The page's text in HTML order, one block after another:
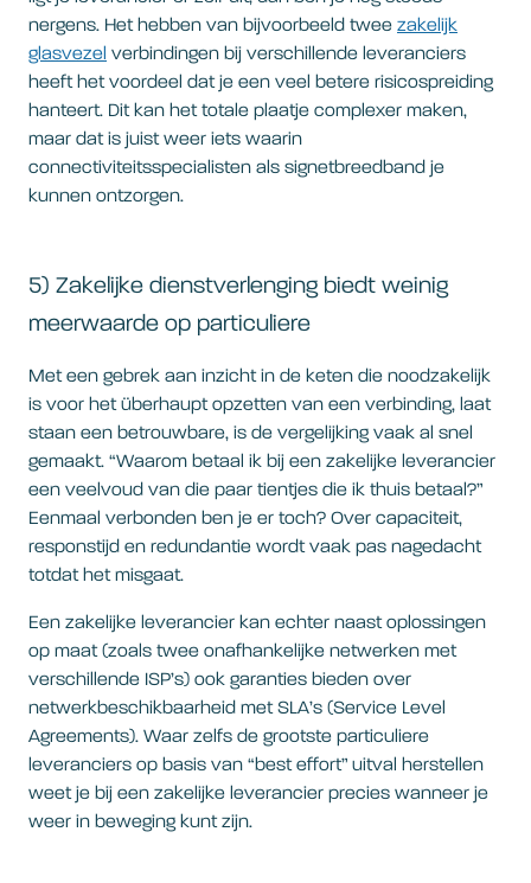
nergens. Het hebben van bijvoorbeeld twee zakelijk
glasvezel verbindingen bij verschillende leveranciers
heeft het voordeel dat je een veel betere risicospreiding
hanteert. Dit kan het totale plaatje complexer maken,
maar dat is juist weer iets waarin
connectiviteitsspecialisten als signetbreedband je
kunnen ontzorgen.
5) Zakelijke dienstverlenging biedt weinig
meerwaarde op particuliere
Met een gebrek aan inzicht in de keten die noodzakelijk
is voor het überhaupt opzetten van een verbinding, laat
staan een betrouwbare, is de vergelijking vaak al snel
gemaakt. “Waarom betaal ik bij een zakelijke leverancier
een veelvoud van die paar tientjes die ik thuis betaal?”
Eenmaal verbonden ben je er toch? Over capaciteit,
responstijd en redundantie wordt vaak pas nagedacht
totdat het misgaat.
Een zakelijke leverancier kan echter naast oplossingen
op maat (zoals twee onafhankelijke netwerken met
verschillende ISP’s) ook garanties bieden over
netwerkbeschikbaarheid met SLA’s (Service Level
Agreements). Waar zelfs de grootste particuliere
leveranciers op basis van “best effort” uitval herstellen
weet je bij een zakelijke leverancier precies wanneer je
weer in beweging kunt zijn.